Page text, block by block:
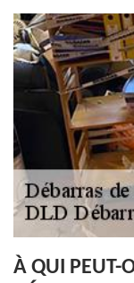
À QUI PEUT-